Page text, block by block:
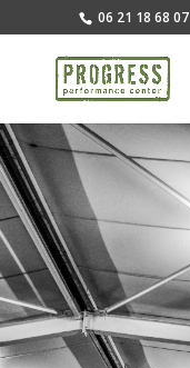
06 21 18 68 07